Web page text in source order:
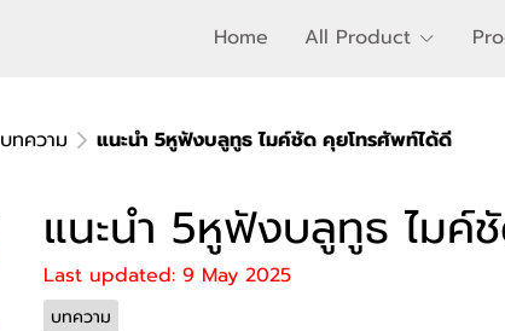
Home All Product
บทความ แนะนำ 5หูฟังบลูทูธ ไมค์ชัด คุยโทรศัพท์ได้ดี
แนะนำ 5หูฟังบลูทูธ ไมค์
Last updated: 9 May 2025
บทความ